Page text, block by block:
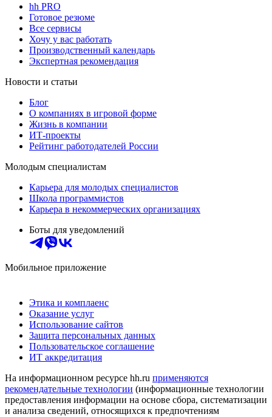
hh PRO
Готовое резюме
Все сервисы
Хочу у вас работать
Производственный календарь
Экспертная рекомендация
Новости и статьи
Блог
О компаниях в игровой форме
Жизнь в компании
ИТ-проекты
Рейтинг работодателей России
Молодым специалистам
Карьера для молодых специалистов
Школа программистов
Карьера в некоммерческих организациях
Боты для уведомлений
Мобильное приложение
Этика и комплаенс
Оказание услуг
Использование сайтов
Защита персональных данных
Пользовательское соглашение
ИТ аккредитация
На информационном ресурсе hh.ru применяются
рекомендательные технологии (информационные технологии
предоставления информации на основе сбора, систематизации
и анализа сведений, относящихся к предпочтениям